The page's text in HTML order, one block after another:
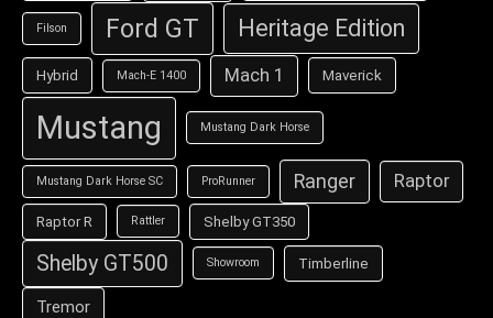
Filson Ford GT Heritage Edition
Hybrid Mach-E 1400 Mach 1 Maverick
Mustang Mustang Dark Horse
Mustang Dark Horse SC ProRunner Ranger Raptor
Raptor R Rattler Shelby GT350
Shelby GT500 Showroom Timberline
Tremor